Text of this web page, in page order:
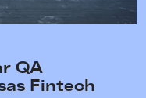
QA
Fintech